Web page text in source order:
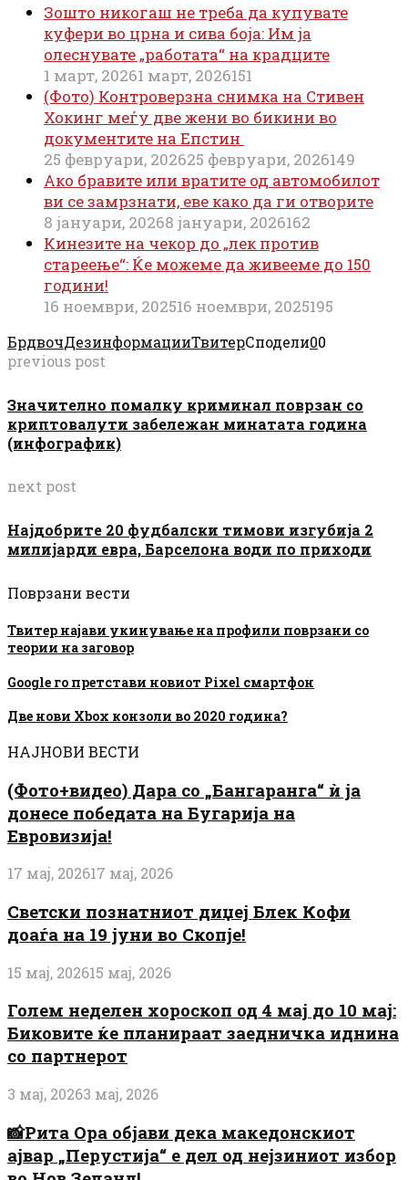
Зошто никогаш не треба да купувате
куфери во црна и сива боја: Им ја
олеснувате „работата“ на крадците
1 март, 20261 март, 2026151
(Фото) Контроверзна снимка на Стивен
Хокинг меѓу две жени во бикини во
документите на Епстин
25 февруари, 202625 февруари, 2026149
Ако бравите или вратите од автомобилот
ви се замрзнати, еве како да ги отворите
8 јануари, 20268 јануари, 2026162
Кинезите на чекор до „лек против
стареење“: Ќе можеме да живееме до 150
години!
16 ноември, 202516 ноември, 2025195
БрдвочДезинформацииТвитерСподели00
previous post
Значително помалку криминал поврзан со
криптовалути забележан минатата година
(инфографик)
next post
Најдобрите 20 фудбалски тимови изгубија 2
милијарди евра, Барселона води по приходи
Поврзани вести
Твитер најави укинување на профили поврзани со
теории на заговор
Google го претстави новиот Pixel смартфон
Две нови Xbox конзоли во 2020 година?
НАЈНОВИ ВЕСТИ
(Фото+видео) Дара со „Бангаранга“ ѝ ја
донесе победата на Бугарија на
Евровизија!
17 мај, 202617 мај, 2026
Светски познатниот диџеј Блек Кофи
доаѓа на 19 јуни во Скопје!
15 мај, 202615 мај, 2026
Голем неделен хороскоп од 4 мај до 10 мај:
Биковите ќе планираат заедничка иднина
со партнерот
3 мај, 20263 мај, 2026
📸Рита Ора објави дека македонскиот
ајвар „Перустија“ е дел од нејзиниот избор